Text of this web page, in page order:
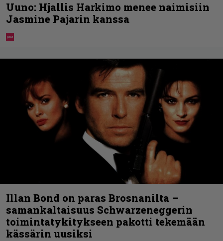
Uuno: Hjallis Harkimo menee naimisiin
Jasmine Pajarin kanssa
Illan Bond on paras Brosnanilta –
samankaltaisuus Schwarzeneggerin
toimintatykitykseen pakotti tekemään
kässärin uusiksi